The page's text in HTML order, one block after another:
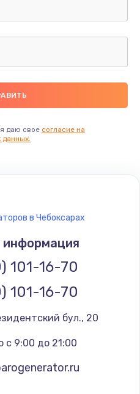
даю свое согласие на
в Чебоксарах
информация
101-16-70
101-16-70
бул., 20
с 9:00 до 21:00